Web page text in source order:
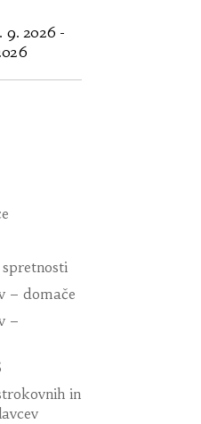
9. 2026 -
– domače
–
in